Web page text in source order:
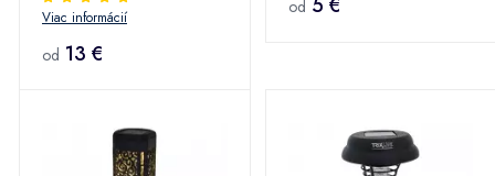
Viac informácií
od 13 €
od